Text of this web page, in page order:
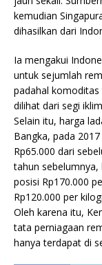
kemudian
dihasilkan dari
Ia mengakui
untuk sejumlah
padahal komoditas
dilihat dari segi
Selain itu, harga
Bangka, pada
Rp65.000 dari
tahun
posisi Rp170.000
Rp120.000 per
Oleh karena itu,
tata perniagaan
hanya terdapat di